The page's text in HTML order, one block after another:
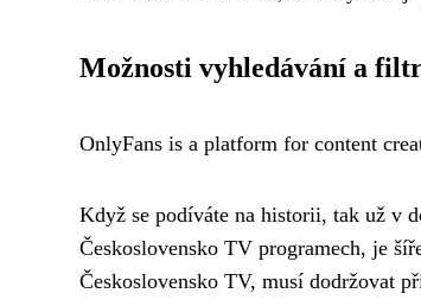
Možnosti vyhledávání a
OnlyFans is a platform for content
Když se podíváte na historii, tak už v
Československo TV programech, je
Československo TV, musí dodržovat